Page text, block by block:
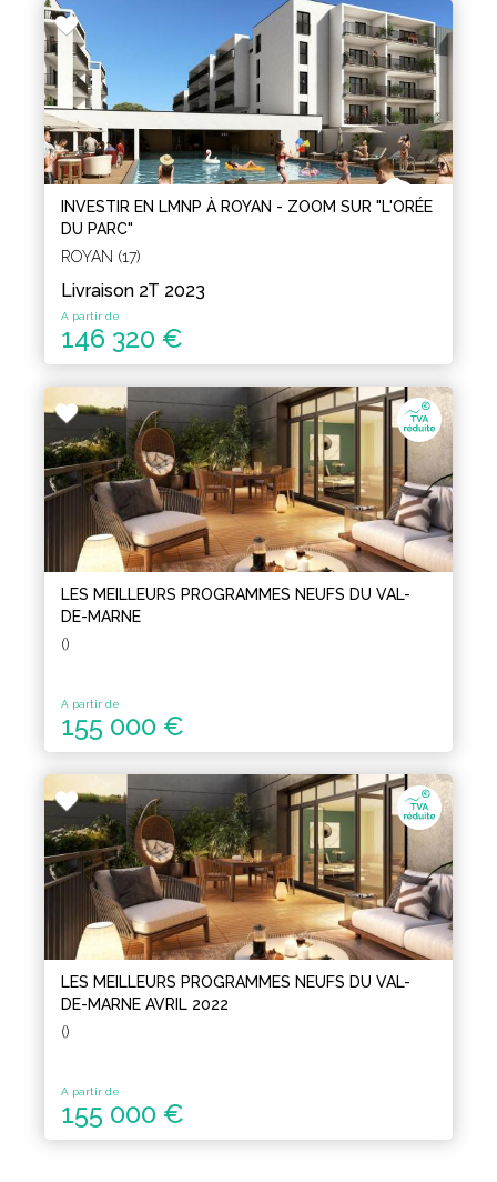
INVESTIR EN LMNP À ROYAN - ZOOM SUR "L'ORÉE
DU PARC"
ROYAN (17)
Livraison 2T 2023
A partir de
146 320 €
LES MEILLEURS PROGRAMMES NEUFS DU VAL-
DE-MARNE
()
A partir de
155 000 €
LES MEILLEURS PROGRAMMES NEUFS DU VAL-
DE-MARNE AVRIL 2022
()
A partir de
155 000 €